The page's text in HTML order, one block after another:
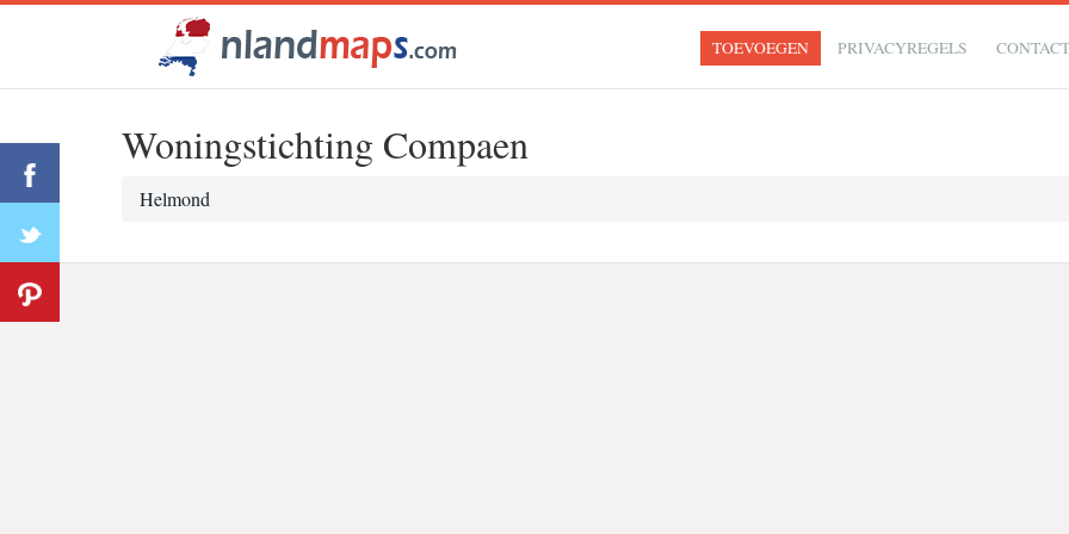
TOEVOEGEN PRIVACYREGELS
Woningstichting Compaen
Helmond